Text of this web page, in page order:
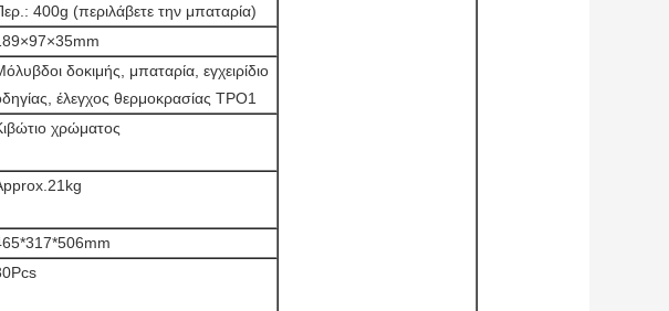
400g (περιλάβετε την μπαταρία)
δοκιμής, μπαταρία, εγχειρίδιο
έλεγχος θερμοκρασίας TPO1
χρώματος